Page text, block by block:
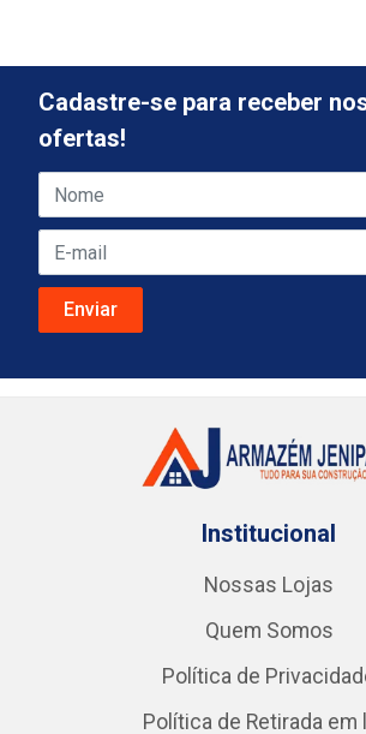
Cadastre-se para receber
ofertas!
Institucional
Nossas Lojas
Quem Somos
Política de
Política de Retirada em